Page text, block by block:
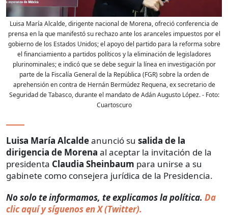
Luisa María Alcalde, dirigente nacional de Morena, ofreció conferencia de
prensa en la que manifestó su rechazo ante los aranceles impuestos por el
gobierno de los Estados Unidos; el apoyo del partido para la reforma sobre
el financiamiento a partidos políticos y la eliminación de legisladores
plurinominales; e indicó que se debe seguir la línea en investigación por
parte de la Fiscalía General de la República (FGR) sobre la orden de
aprehensión en contra de Hernán Bermúdez Requena, ex secretario de
Seguridad de Tabasco, durante el mandato de Adán Augusto López.- Foto:
Cuartoscuro
Luisa María Alcaldeanunció su salida de la
dirigencia de Morena al aceptar la invitación de la
presidenta Claudia Sheinbaum para unirse a su
gabinete como consejera jurídica de la Presidencia.
No solo te informamos, te explicamos la política. Da
clic aquí y síguenos en X (Twitter).